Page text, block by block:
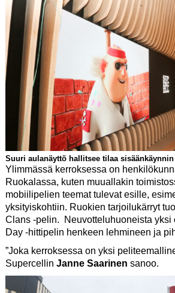
Suuri aulanäyttö hallitsee tilaa sisäänkäynnin
Ylimmässä kerroksessa on
Ruokalassa, kuten muuallakin
mobiilipelien teemat tulevat esille,
yksityiskohtiin. Ruokien tarjoilukärryt
Clans -pelin. Neuvotteluhuoneista yksi
Day -hittipelin henkeen lehmineen ja
”Joka kerroksessa on yksi
Supercellin Janne Saarinen sanoo.